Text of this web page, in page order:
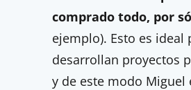
comprado todo, por
ejemplo). Esto es ideal
desarrollan proyectos
y de este modo Miguel